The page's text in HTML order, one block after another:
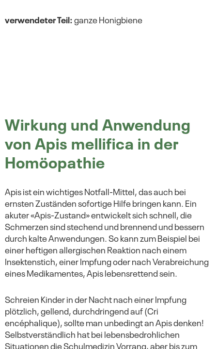
verwendeter Teil:ganze Honigbiene
Wirkung und Anwendung
von Apis mellifica in der
Homöopathie
Apis ist ein wichtiges Notfall-Mittel, das auch bei
ernsten Zuständen sofortige Hilfe bringen kann. Ein
akuter «Apis-Zustand» entwickelt sich schnell, die
Schmerzen sind stechend und brennend und bessern
durch kalte Anwendungen. So kann zum Beispiel bei
einer heftigen allergischen Reaktion nach einem
Insektenstich, einer Impfung oder nach Verabreichung
eines Medikamentes, Apis lebensrettend sein.
Schreien Kinder in der Nacht nach einer Impfung
plötzlich, gellend, durchdringend auf (Cri
encéphalique), sollte man unbedingt an Apis denken!
Selbstverständlich hat bei lebensbedrohlichen
Situationen die Schulmedizin Vorrang, aber bis zum